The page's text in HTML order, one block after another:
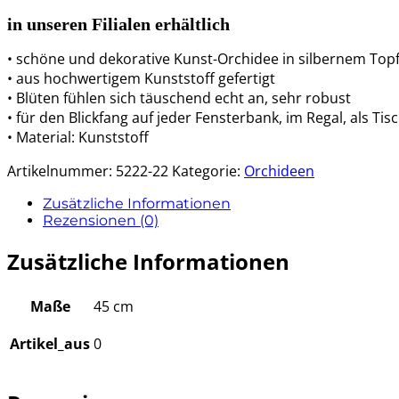
in unseren Filialen erhältlich
• schöne und dekorative Kunst-Orchidee in silbernem Topf
• aus hochwertigem Kunststoff gefertigt
• Blüten fühlen sich täuschend echt an, sehr robust
• für den Blickfang auf jeder Fensterbank, im Regal, als
• Material: Kunststoff
Artikelnummer: 5222-22 Kategorie: Orchideen
Zusätzliche Informationen
Rezensionen (0)
Zusätzliche Informationen
Maße
45 cm
Artikel_aus0